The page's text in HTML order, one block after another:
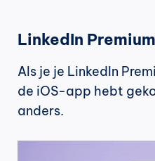
LinkedIn
Als je je LinkedIn
de iOS-app hebt
anders.